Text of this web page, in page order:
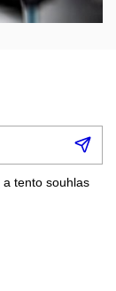
a tento souhlas